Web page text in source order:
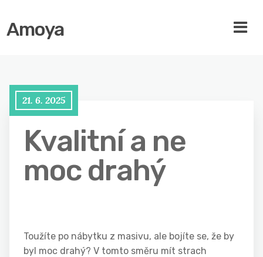
Amoya
21. 6. 2025
Kvalitní a ne
moc drahý
Toužíte po nábytku z masivu, ale bojíte se, že by
byl moc drahý? V tomto směru mít strach